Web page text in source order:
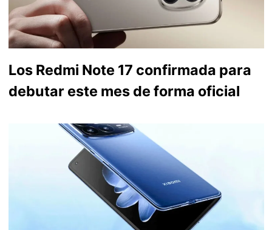
Los Redmi Note 17 confirmada para
debutar este mes de forma oficial